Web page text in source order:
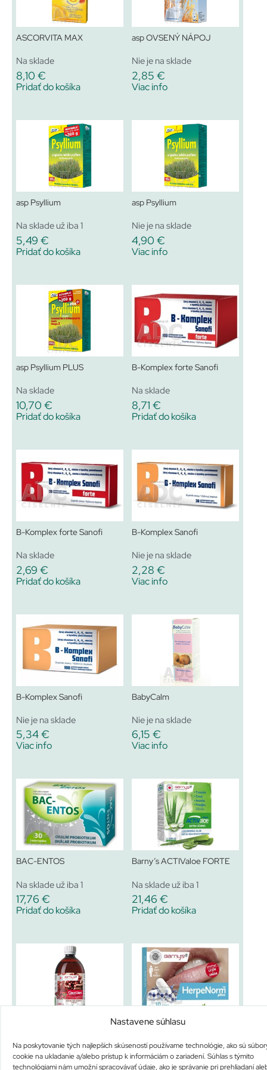
Nastavene súhlasu
Na poskytovanie tých najlepších skúseností používame technológie, ako sú
cookie na ukladanie a/alebo prístup k informáciám o zariadení. Súhlas s týmito
technológiami nám umožní spracovávať údaje, ako je správanie pri prehliadaní
ASCORVITA MAX
Na sklade
8,10 €
Pridať do košíka
asp OVSENÝ NÁPOJ
Nie je na sklade
2,85 €
Viac info
asp Psyllium
Na sklade už iba 1
5,49 €
Pridať do košíka
asp Psyllium
Nie je na sklade
4,90 €
Viac info
asp Psyllium PLUS
Na sklade
10,70 €
Pridať do košíka
B-Komplex forte Sanofi
Na sklade
8,71 €
Pridať do košíka
B-Komplex forte Sanofi
Na sklade
2,69 €
Pridať do košíka
B-Komplex Sanofi
Nie je na sklade
2,28 €
Viac info
B-Komplex Sanofi
Nie je na sklade
5,34€
Viac info
BabyCalm
Nie je na sklade
6,15 €
Viac info
BAC-ENTOS
Na sklade už iba 1
17,76 €
Pridať do košíka
Barny’s ACTIValoe FORTE
Na sklade už iba 1
21,46 €
Pridať do košíka
Barny’s CRAN-URIN FORTE
Na sklade už iba 2
13,18€
Barny’s HerpeNorm plus
Na sklade už iba 1
6,74€